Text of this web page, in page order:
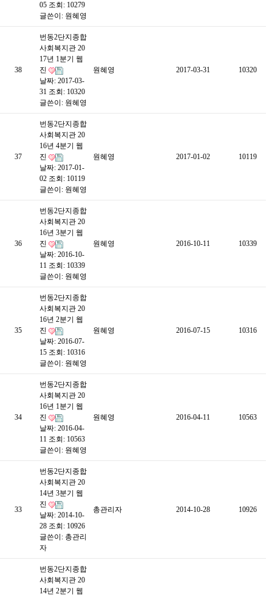
05 조회: 10279
글쓴이: 원혜영
38
번동2단지종합
사회복지관 20
17년 1분기 웹
진
날짜: 2017-03-
31 조회: 10320
글쓴이: 원혜영
원혜영 2017-03-31 10320
37
번동2단지종합
사회복지관 20
16년 4분기 웹
진
날짜: 2017-01-
02 조회: 10119
글쓴이: 원혜영
원혜영 2017-01-02 10119
36
번동2단지종합
사회복지관 20
16년 3분기 웹
진
날짜: 2016-10-
11 조회: 10339
글쓴이: 원혜영
원혜영 2016-10-11 10339
35
번동2단지종합
사회복지관 20
16년 2분기 웹
진
날짜: 2016-07-
15 조회: 10316
글쓴이: 원혜영
원혜영 2016-07-15 10316
34
번동2단지종합
사회복지관 20
16년 1분기 웹
진
날짜: 2016-04-
11 조회: 10563
글쓴이: 원혜영
원혜영 2016-04-11 10563
33
번동2단지종합
사회복지관 20
14년 3분기 웹
진
날짜: 2014-10-
28 조회: 10926
글쓴이: 총관리
자
총관리자 2014-10-28 10926
번동2단지종합
사회복지관 20
14년 2분기 웹